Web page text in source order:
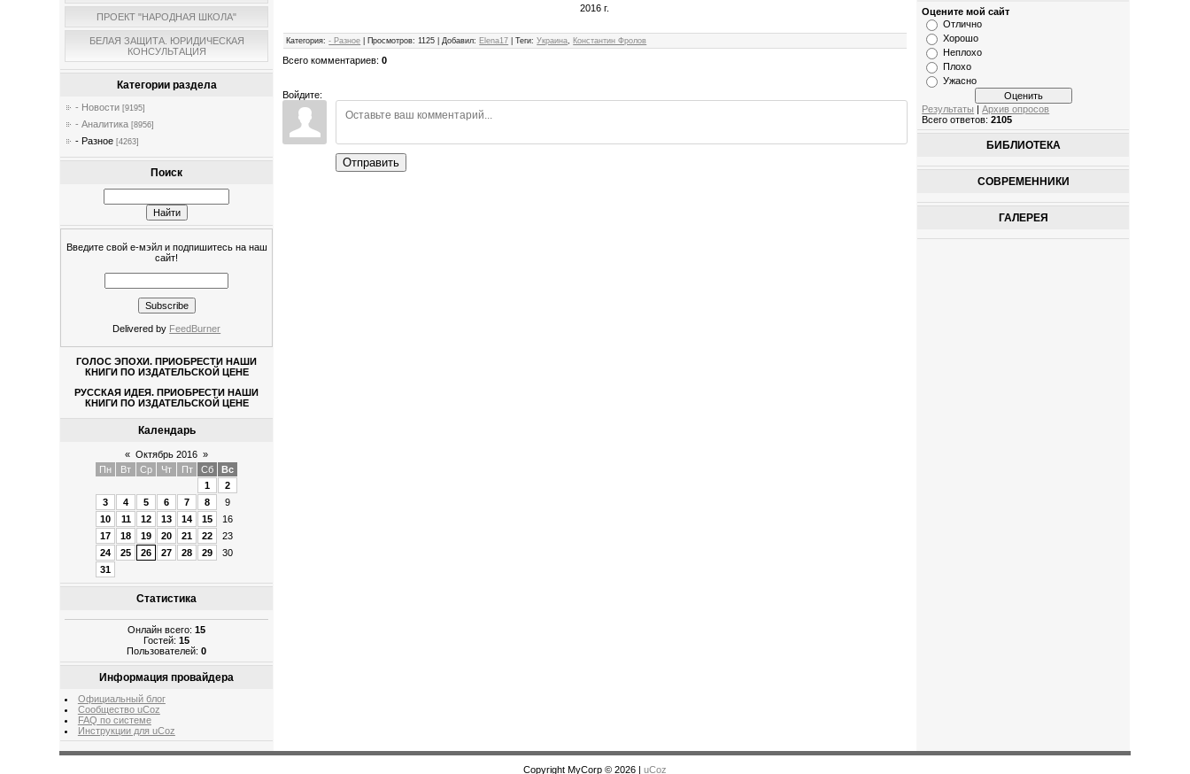
ПРОЕКТ "НАРОДНАЯ ШКОЛА"
БЕЛАЯ ЗАЩИТА. ЮРИДИЧЕСКАЯ
КОНСУЛЬТАЦИЯ
Категории раздела
- Новости [9195]
- Аналитика [8956]
- Разное [4263]
Поиск
Введите свой е-мэйл и подпишитесь на наш
сайт!
Delivered by FeedBurner
ГОЛОС ЭПОХИ. ПРИОБРЕСТИ НАШИ
КНИГИ ПО ИЗДАТЕЛЬСКОЙ ЦЕНЕ
РУССКАЯ ИДЕЯ. ПРИОБРЕСТИ НАШИ
КНИГИ ПО ИЗДАТЕЛЬСКОЙ ЦЕНЕ
Календарь
« Октябрь 2016 »
Пн
Вт Ср Чт Пт Сб
Вс
1
2
3
4 5 6 7 8
9
10
11 12 13 14 15
16
17
18 19 20 21 22
23
24
25 26 27 28 29
30
31
Статистика
Онлайн всего:15
Гостей:15
Пользователей:0
Информация провайдера
Официальный блог
Сообщество uCoz
FAQ по системе
Инструкции для uCoz
2016 г.
Категория: - Разное Просмотров: 1125 |Добавил: Elena17 |Теги: Украина, Константин Фролов
Всего комментариев:0
Войдите:
Отправить
Оцените мой сайт
Отлично
Хорошо
Неплохо
Плохо
Ужасно
Результаты |Архив опросов
Всего ответов:2105
БИБЛИОТЕКА
СОВРЕМЕННИКИ
ГАЛЕРЕЯ
Copyright MyCorp © 2026 uCoz